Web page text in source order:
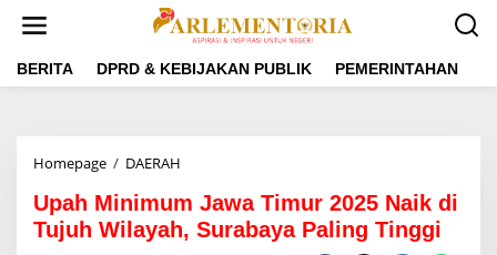
t
BERITA DPRD & KEBIJAKAN PUBLIK PEMERINTAHAN
Homepage / DAERAH
a
h
M
Upah Minimum Jawa Timur 2025 Naik di
Tujuh Wilayah, Surabaya Paling Tinggi